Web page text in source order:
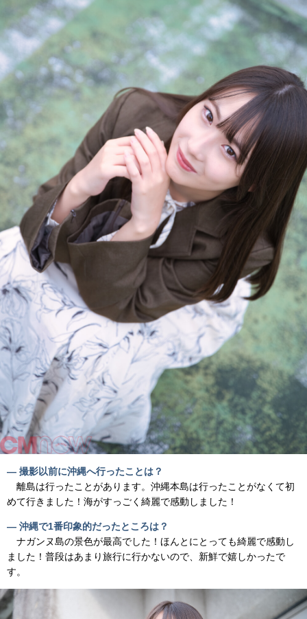
― 撮影以前に沖縄へ行ったことは？
離島は行ったことがあります。沖縄本島は行ったことがなくて初
めて行きました！海がすっごく綺麗で感動しました！
― 沖縄で1番印象的だったところは？
ナガンヌ島の景色が最高でした！ほんとにとっても綺麗で感動し
ました！普段はあまり旅行に行かないので、新鮮で嬉しかったで
す。